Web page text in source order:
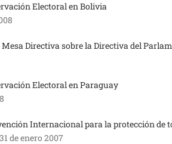
Electoral en Bolivia
Directiva sobre la Directiva del
Electoral en Paraguay
Internacional para la protección de
de enero 2007